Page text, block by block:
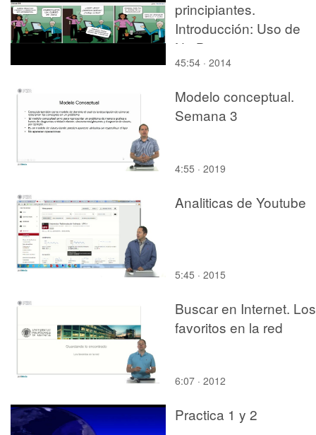
principiantes.
Introducción: Uso de
NetBeans
45:54 · 2014
Modelo conceptual.
Semana 3
4:55 · 2019
Analiticas de Youtube
5:45 · 2015
Buscar en Internet. Los
favoritos en la red
6:07 · 2012
Practica 1 y 2